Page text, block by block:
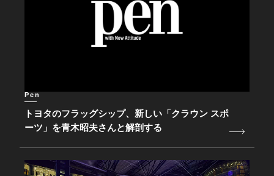
Pen
トヨタのフラッグシップ、新しい「クラウン スポ
ーツ」を青木昭夫さんと解剖する